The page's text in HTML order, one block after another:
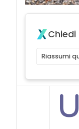
Chiedi
Riassumi
U